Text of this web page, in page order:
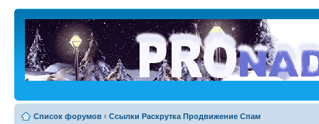
Список форумов ‹ Ссылки Раскрутка Продвижение Спам